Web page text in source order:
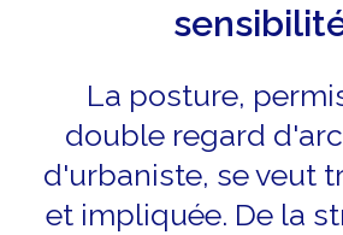
La posture,
double regard
d'urbaniste, se veut
et impliquée. De la